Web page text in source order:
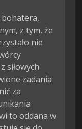
bohatera,
z tym, że
nie
siłowych
zadania
za
to oddana w